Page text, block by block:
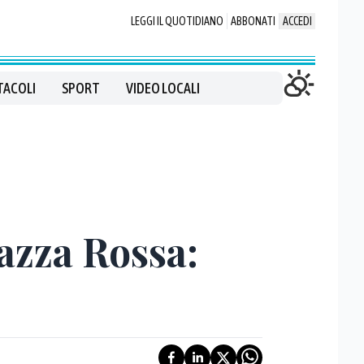
LEGGI IL QUOTIDIANO ABBONATI ACCEDI
SPORT VIDEO LOCALI
Rossa: